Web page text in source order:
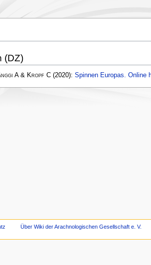
(DZ)
A & Kropf C(2020): Spinnen Europas. Online
Über Wiki der Arachnologischen Gesellschaft e. V.